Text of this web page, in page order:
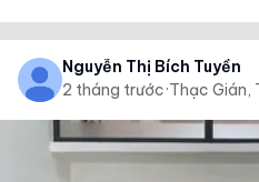
Nguyễn Thị Bích Tuyền
2 tháng trước·Thạc Gián,